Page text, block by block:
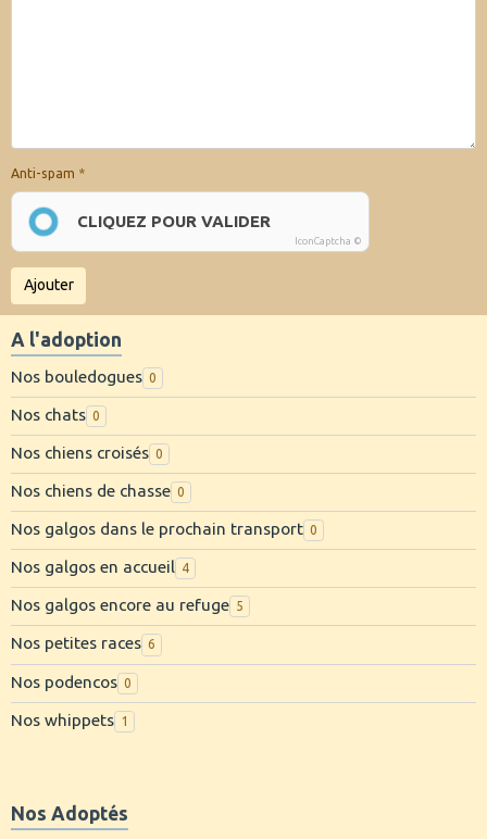
Anti-spam
CLIQUEZ POUR VALIDER
IconCaptcha ©
Ajouter
A l'adoption
Nos bouledogues 0
Nos chats 0
Nos chiens croisés 0
Nos chiens de chasse 0
Nos galgos dans le prochain transport 0
Nos galgos en accueil 4
Nos galgos encore au refuge 5
Nos petites races 6
Nos podencos 0
Nos whippets 1
Nos Adoptés